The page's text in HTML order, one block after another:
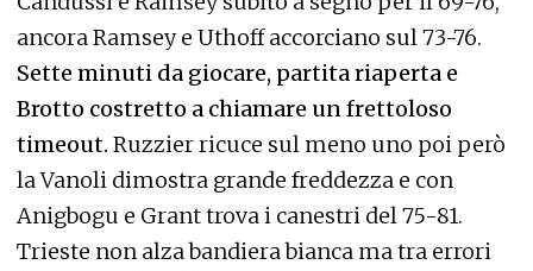
ancora Ramsey e Uthoff accorciano sul 73-76.
Sette minuti da giocare, partita riaperta e
Brotto costretto a chiamare un frettoloso
timeout. Ruzzier ricuce sul meno uno poi però
la Vanoli dimostra grande freddezza e con
Anigbogu e Grant trova i canestri del 75-81.
Trieste non alza bandiera bianca ma tra errori